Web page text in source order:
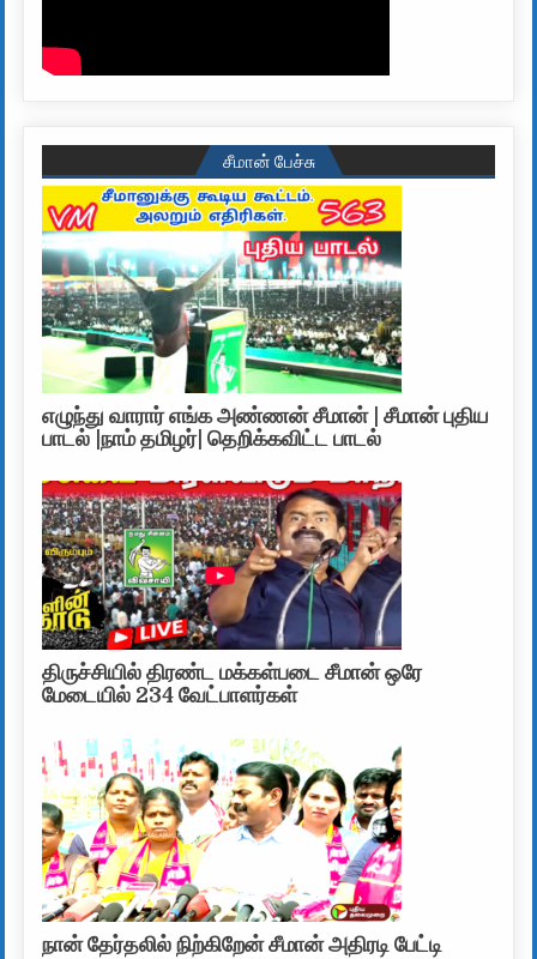
சீமான் பேச்சு
எழுந்து வாரார் எங்க அண்ணன் சீமான் | சீமான் புதிய
பாடல் |நாம் தமிழர்| தெறிக்கவிட்ட பாடல்
திருச்சியில் திரண்ட மக்கள்படை சீமான் ஒரே
மேடையில் 234 வேட்பாளர்கள்
நான் தேர்தலில் நிற்கிறேன் சீமான் அதிரடி பேட்டி